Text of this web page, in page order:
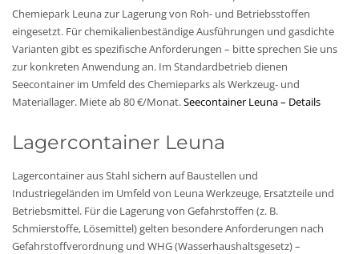
Chemiepark Leuna zur Lagerung von Roh- und Betriebsstoffen
eingesetzt. Für chemikalienbeständige Ausführungen und gasdichte
Varianten gibt es spezifische Anforderungen – bitte sprechen Sie uns
zur konkreten Anwendung an. Im Standardbetrieb dienen
Seecontainer im Umfeld des Chemieparks als Werkzeug- und
Materiallager. Miete ab 80 €/Monat.Seecontainer Leuna – Details
Lagercontainer Leuna
Lagercontainer aus Stahl sichern auf Baustellen und
Industriegeländen im Umfeld von Leuna Werkzeuge, Ersatzteile und
Betriebsmittel. Für die Lagerung von Gefahrstoffen (z. B.
Schmierstoffe, Lösemittel) gelten besondere Anforderungen nach
Gefahrstoffverordnung und WHG (Wasserhaushaltsgesetz) –